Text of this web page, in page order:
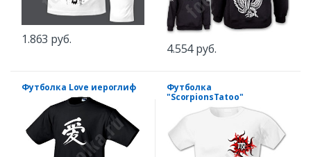
1.863 руб.
4.554 руб.
Футболка Love иероглиф
Футболка
"ScorpionsTatoo"